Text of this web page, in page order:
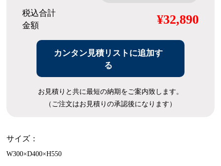
税込合計
金額
¥32,890
カンタン見積リストに追加す
る
お見積りと共に最短の納期をご案内致します。
（ご注文はお見積りの承認後になります）
サイズ：
W300×D400×H550